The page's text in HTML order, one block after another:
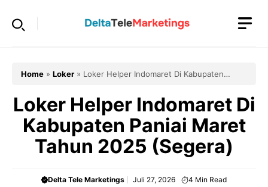
Home » Loker » Loker Helper Indomaret Di Kabupaten
Loker Helper Indomaret Di
Kabupaten Paniai Maret
Tahun 2025 (Segera)
Delta Tele Marketings Juli 27, 2026 4 Min Read